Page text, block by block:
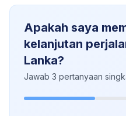
Apakah saya
kelanjutan
Lanka?
Jawab 3 pertanyaan